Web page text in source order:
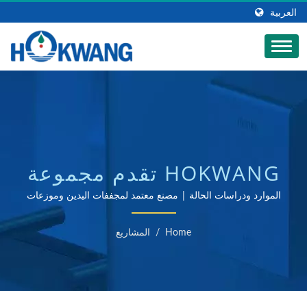
العربية
HOKWANG تقدم مجموعة
واسعة من منتجات دورات
المياه التجارية | مصنع
موزع صابون تجاري تلقائي
الموارد ودراسات الحالة | مصنع معتمد لمجففات اليدين وموزعات
الصابون ISO 9001 و 14001
Home
/ المشاريع